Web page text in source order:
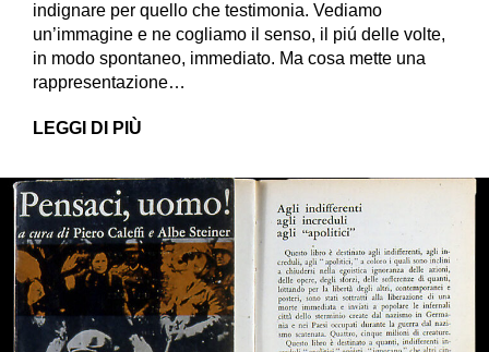
indignare per quello che testimonia. Vediamo
un’immagine e ne cogliamo il senso, il piú delle volte,
in modo spontaneo, immediato. Ma cosa mette una
rappresentazione…
LEGGI DI PIÙ